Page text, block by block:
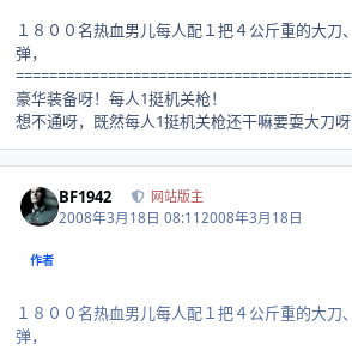
１８００名热血男儿每人配１把４公斤重的大刀
弹，
豪华装备呀！每人1挺机关枪！
想不通呀，既然每人1挺机关枪还干嘛要耍大刀呀
BF1942 网站版主
2008年3月18日 08:112008年3月18日
作者
１８００名热血男儿每人配１把４公斤重的大刀
弹，